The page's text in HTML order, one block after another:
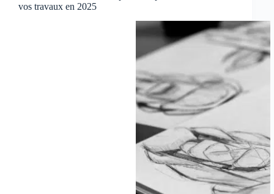
vos travaux en 2025